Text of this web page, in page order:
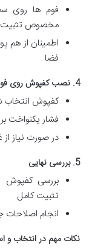
فوم ها روی
مخصوص
اطمینان از هم
فضا
4. نصب کفپوش روی فوم
کفپوش انتخاب
فشار یکنواخت
در صورت نیاز
5. بررسی نهایی
بررسی کفپوش
تثبیت کامل
انجام اصلاحات
نکات مهم در انتخاب و